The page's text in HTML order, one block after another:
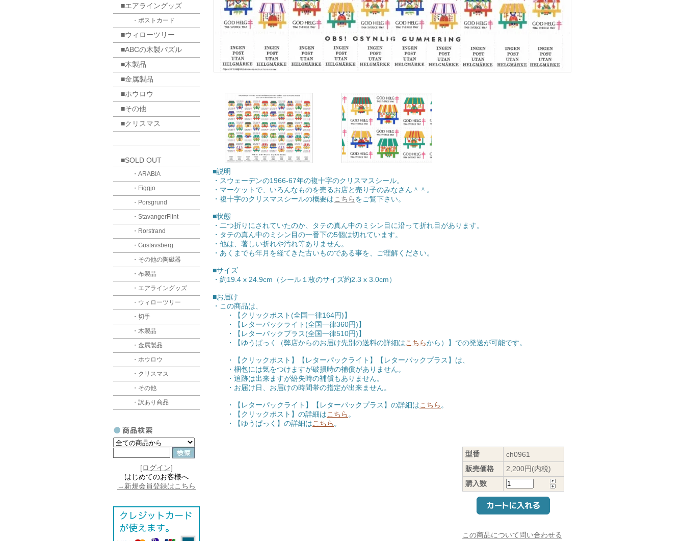
■説明
・スウェーデンの1966-67年の複十字のクリスマスシール。
・マーケットで、いろんなものを売るお店と売り子のみなさん＾＾。
・複十字のクリスマスシールの概要はこちらをご覧下さい。
■状態
・二つ折りにされていたのか、タテの真ん中のミシン目に沿って折れ目があります。
・タテの真ん中のミシン目の一番下の5個は切れています。
・他は、著しい折れや汚れ等ありません。
・あくまでも年月を経てきた古いものである事を、ご理解ください。
■サイズ
・約19.4 x 24.9cm（シール１枚のサイズ約2.3 x 3.0cm）
■お届け
・この商品は、
・【クリックポスト(全国一律164円)】
・【レターパックライト(全国一律360円)】
・【レターパックプラス(全国一律510円)】
・【ゆうぱっく（弊店からのお届け先別の送料の詳細はこちらから）】での発送が可能です。
・【クリックポスト】【レターパックライト】【レターパックプラス】は、
・梱包には気をつけますが破損時の補償がありません。
・追跡は出来ますが紛失時の補償もありません。
・お届け日、お届けの時間帯の指定が出来ません。
・【レターパックライト】【レターパックプラス】の詳細はこちら 。
・【クリックポスト】の詳細はこちら 。
・【ゆうぱっく】の詳細はこちら 。
型番
ch0961
販売価格
2,200円(内税)
購入数
この商品について問い合わせる
■エアライングッズ
・ポストカード
■ウィローツリー
■ABCの木製パズル
■木製品
■金属製品
■ホウロウ
■その他
■クリスマス
■SOLD OUT
・ARABIA
・Figgjo
・Porsgrund
・StavangerFlint
・Rorstrand
・Gustavsberg
・その他の陶磁器
・布製品
・エアライングッズ
・ウィローツリー
・切手
・木製品
・金属製品
・ホウロウ
・クリスマス
・その他
・訳あり商品
[ログイン]
はじめてのお客様へ
→新規会員登録はこちら